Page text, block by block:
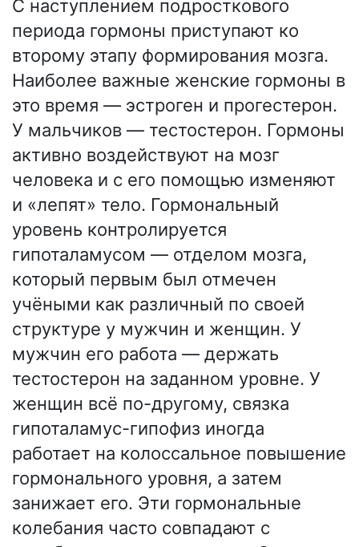
С наступлением подросткового
периода гормоны приступают ко
второму этапу формирования мозга.
Наиболее важные женские гормоны в
это время — эстроген и прогестерон.
У мальчиков — тестостерон. Гормоны
активно воздействуют на мозг
человека и с его помощью изменяют
и «лепят» тело. Гормональный
уровень контролируется
гипоталамусом — отделом мозга,
который первым был отмечен
учёными как различный по своей
структуре у мужчин и женщин. У
мужчин его работа — держать
тестостерон на заданном уровне. У
женщин всё по-другому, связка
гипоталамус-гипофиз иногда
работает на колоссальное повышение
гормонального уровня, а затем
занижает его. Эти гормональные
колебания часто совпадают с